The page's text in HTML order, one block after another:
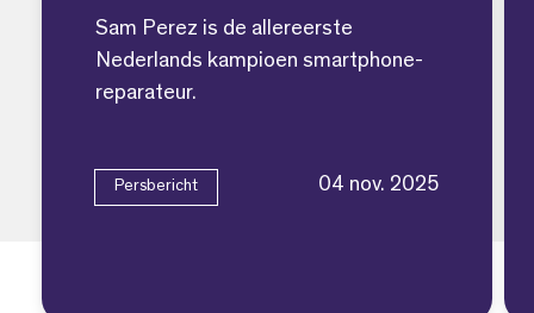
Sam Perez is de allereerste
Nederlands kampioen smartphone-
reparateur.
Persbericht 04 nov. 2025